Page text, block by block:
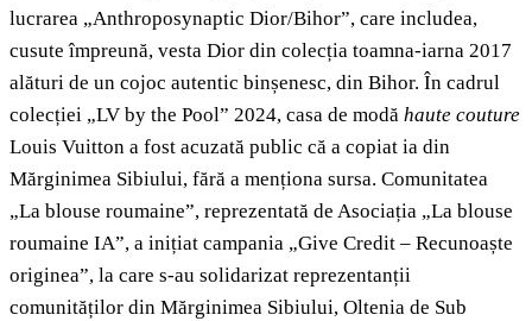
lucrarea „Anthroposynaptic Dior/Bihor”, care includea,
cusute împreună, vesta Dior din colecția toamna-iarna 2017
alături de un cojoc autentic binșenesc, din Bihor. În cadrul
colecției „LV by the Pool” 2024, casa de modă haute couture
Louis Vuitton a fost acuzată public că a copiat ia din
Mărginimea Sibiului, fără a menționa sursa. Comunitatea
„La blouse roumaine”, reprezentată de Asociația „La blouse
roumaine IA”, a inițiat campania „Give Credit – Recunoaște
originea”, la care s-au solidarizat reprezentanții
comunităților din Mărginimea Sibiului, Oltenia de Sub